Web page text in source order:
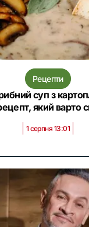
Рецепти
суп з
який варто
1 серпня 13:01